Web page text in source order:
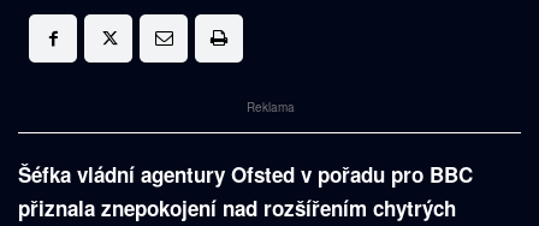
Reklama
Šéfka vládní agentury Ofsted v pořadu pro BBC
přiznala znepokojení nad rozšířením chytrých